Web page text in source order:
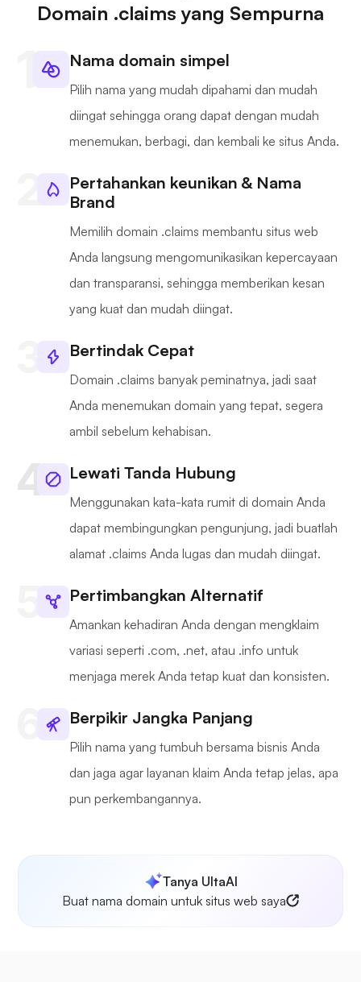
Domain .claims yang Sempurna
Nama domain simpel
Pilih nama yang mudah dipahami dan mudah
diingat sehingga orang dapat dengan mudah
menemukan, berbagi, dan kembali ke situs Anda.
Pertahankan keunikan & Nama
Brand
Memilih domain .claims membantu situs web
Anda langsung mengomunikasikan kepercayaan
dan transparansi, sehingga memberikan kesan
yang kuat dan mudah diingat.
Bertindak Cepat
Domain .claims banyak peminatnya, jadi saat
Anda menemukan domain yang tepat, segera
ambil sebelum kehabisan.
Lewati Tanda Hubung
Menggunakan kata-kata rumit di domain Anda
dapat membingungkan pengunjung, jadi buatlah
alamat .claims Anda lugas dan mudah diingat.
Pertimbangkan Alternatif
Amankan kehadiran Anda dengan mengklaim
variasi seperti .com, .net, atau .info untuk
menjaga merek Anda tetap kuat dan konsisten.
Berpikir Jangka Panjang
Pilih nama yang tumbuh bersama bisnis Anda
dan jaga agar layanan klaim Anda tetap jelas, apa
pun perkembangannya.
Tanya UltaAI
Buat nama domain untuk situs web saya